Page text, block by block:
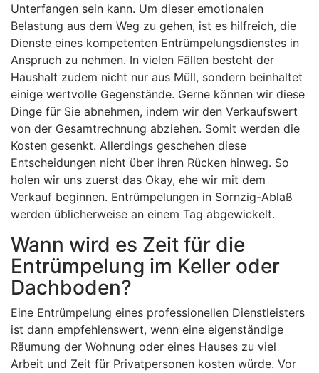
Unterfangen sein kann. Um dieser emotionalen
Belastung aus dem Weg zu gehen, ist es hilfreich, die
Dienste eines kompetenten Entrümpelungsdienstes in
Anspruch zu nehmen. In vielen Fällen besteht der
Haushalt zudem nicht nur aus Müll, sondern beinhaltet
einige wertvolle Gegenstände. Gerne können wir diese
Dinge für Sie abnehmen, indem wir den Verkaufswert
von der Gesamtrechnung abziehen. Somit werden die
Kosten gesenkt. Allerdings geschehen diese
Entscheidungen nicht über ihren Rücken hinweg. So
holen wir uns zuerst das Okay, ehe wir mit dem
Verkauf beginnen. Entrümpelungen in Sornzig-Ablaß
werden üblicherweise an einem Tag abgewickelt.
Wann wird es Zeit für die
Entrümpelung im Keller oder
Dachboden?
Eine Entrümpelung eines professionellen Dienstleisters
ist dann empfehlenswert, wenn eine eigenständige
Räumung der Wohnung oder eines Hauses zu viel
Arbeit und Zeit für Privatpersonen kosten würde. Vor